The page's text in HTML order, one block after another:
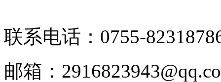
联系电话：0755-
邮箱：